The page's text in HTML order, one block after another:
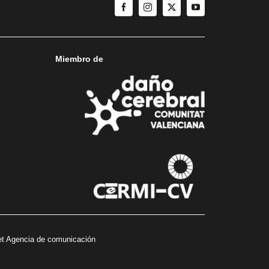
Miembro de
Agencia de comunicación